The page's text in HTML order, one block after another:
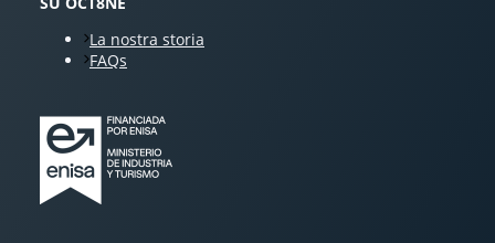
La nostra storia
FAQs